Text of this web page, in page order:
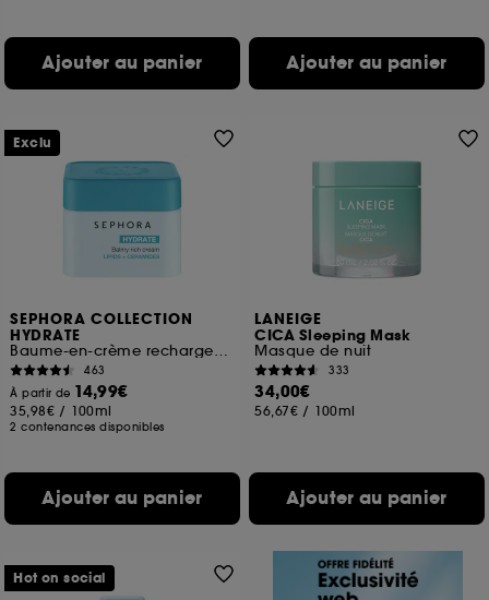
Ajouter au panier Ajouter au panier
SEPHORA COLLECTION
HYDRATE
Baume-en-crème rechargeable réconfortant aux lipides et céramides
463
À partir de 14,99€
35,98€ / 100ml
2 contenances disponibles
Ajouter au panier
Exclu
LANEIGE
CICA Sleeping Mask
Masque de nuit
333
34,00€
56,67€ / 100ml
Ajouter au panier
Hot on social